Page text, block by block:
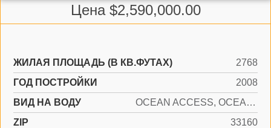
Цена $2,590,000.00
ЖИЛАЯ ПЛОЩАДЬ (В КВ.ФУТАХ)
2768
ГОД ПОСТРОЙКИ
2008
ВИД НА ВОДУ
OCEAN ACCESS, OCEAN FRONT
ZIP
33160